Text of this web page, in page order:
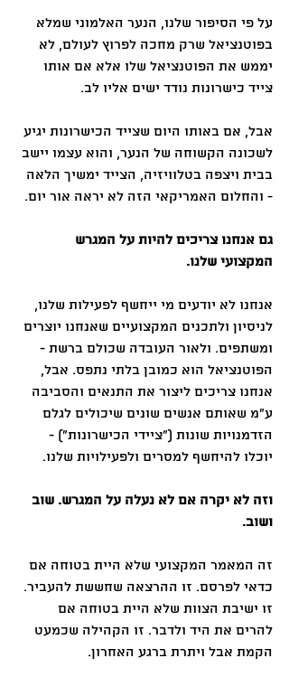
על פי הסיפור שלנו, הנער האלמוני שמלא
בפוטנציאל שרק מחכה לפרוץ לעולם, לא
יממש את הפוטנציאל שלו אלא אם אותו
צייד כישרונות נודד ישים אליו לב.
אבל, אם באותו היום שצייד הכישרונות יגיע
לשכונה הקשוחה של הנער, והוא עצמו יישב
בבית ויצפה בטלוויזיה, הצייד ימשיך הלאה
- והחלום האמריקאי הזה לא יראה אור יום.
גם אנחנו צריכים להיות על המגרש
המקצועי שלנו.
אנחנו לא יודעים מי ייחשף לפעילות שלנו,
לניסיון ולתכנים המקצועיים שאנחנו יוצרים
ומשתפים. ולאור העובדה שכולם ברשת -
הפוטנציאל הוא כמובן בלתי נתפס. אבל,
אנחנו צריכים ליצור את התנאים והסביבה
ע״מ שאותם אנשים שונים שיכולים לגלם
הזדמנויות שונות (״ציידי הכישרונות״) -
יוכלו להיחשף למסרים ולפעילויות שלנו.
וזה לא יקרה אם לא נעלה על המגרש. שוב
ושוב.
זה המאמר המקצועי שלא היית בטוחה אם
כדאי לפרסם. זו ההרצאה שחששת להעביר.
זו ישיבת הצוות שלא היית בטוחה אם
להרים את היד ולדבר. זו הקהילה שכמעט
הקמת אבל ויתרת ברגע האחרון.